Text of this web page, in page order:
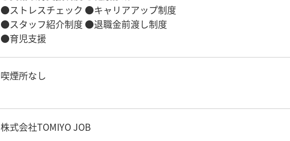
●ストレスチェック ●キャリアアップ制度
●スタッフ紹介制度 ●退職金前渡し制度
●育児支援
喫煙所なし
株式会社TOMIYO JOB